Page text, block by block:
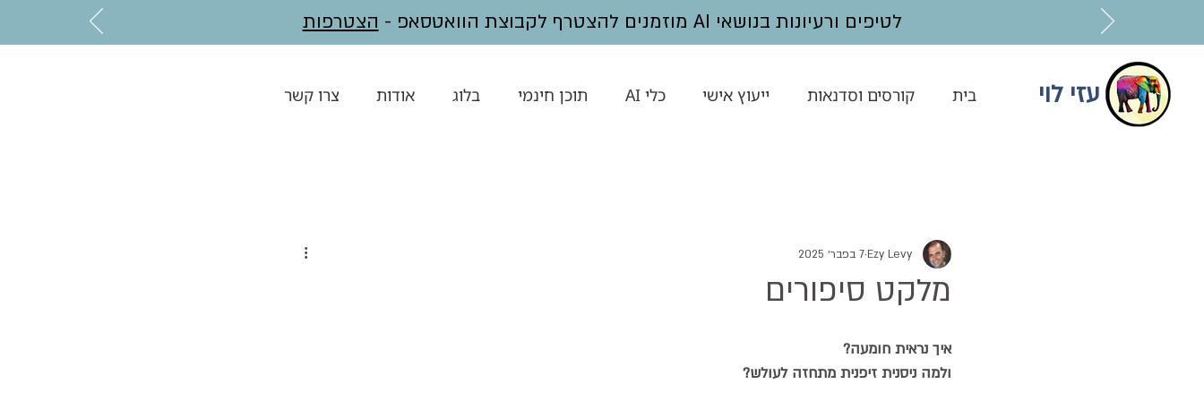
לטיפים ורעיונות בנושאי AI מוזמנים להצטרף לקבוצת הוואטסאפ - הצטרפות
בית קורסים וסדנאות ייעוץ אישי כלי AI תוכן חינמי בלוג אודות צרו קשר עזי לוי
מלקט סיפורים
Ezy Levy7 בפבר׳ 2025
איך נראית חומעה?
ולמה ניסנית זיפנית מתחזה לעולש?